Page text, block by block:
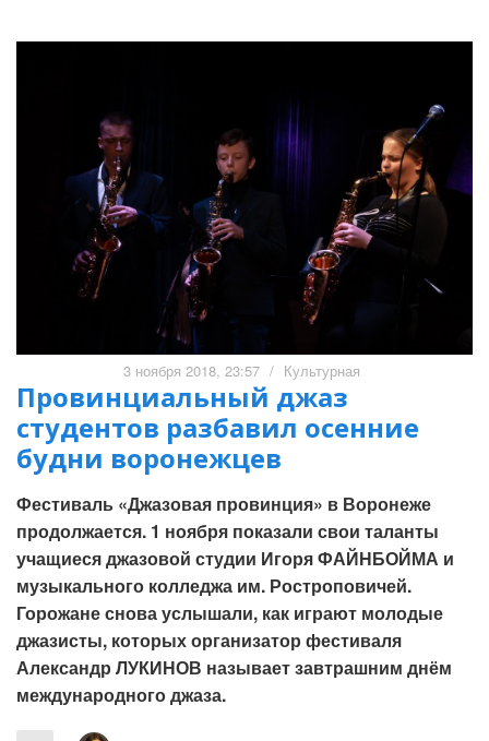
3 ноября 2018, 23:57 / Культурная
Провинциальный джаз
студентов разбавил осенние
будни воронежцев
Фестиваль «Джазовая провинция» в Воронеже
продолжается. 1 ноября показали свои таланты
учащиеся джазовой студии Игоря ФАЙНБОЙМА и
музыкального колледжа им. Ростроповичей.
Горожане снова услышали, как играют молодые
джазисты, которых организатор фестиваля
Александр ЛУКИНОВ называет завтрашним днём
международного джаза.